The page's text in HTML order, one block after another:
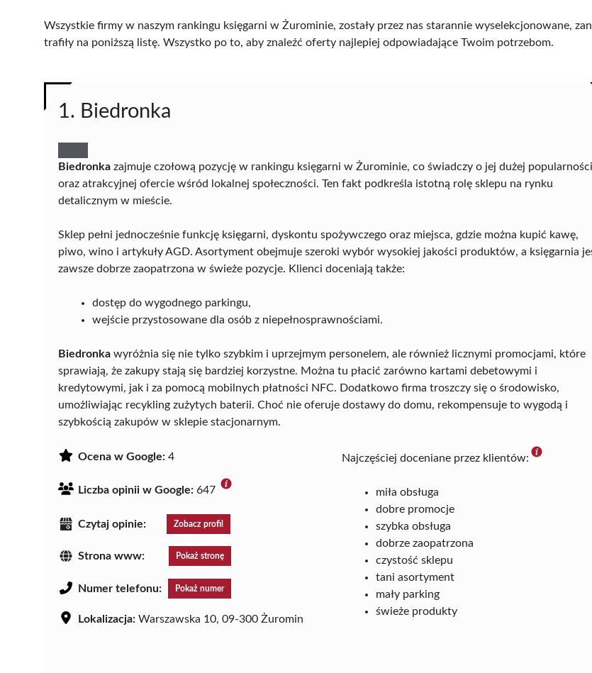
Wszystkie firmy w naszym rankingu księgarni w Żurominie, zostały przez nas starannie wyselekcjonowane,
trafiły na poniższą listę. Wszystko po to, aby znaleźć oferty najlepiej odpowiadające Twoim potrzebom.
1. Biedronka
Biedronka zajmuje czołową pozycję w rankingu księgarni w Żurominie, co świadczy o jej dużej popularności
oraz atrakcyjnej ofercie wśród lokalnej społeczności. Ten fakt podkreśla istotną rolę sklepu na rynku
detalicznym w mieście.
Sklep pełni jednocześnie funkcję księgarni, dyskontu spożywczego oraz miejsca, gdzie można kupić kawę,
piwo, wino i artykuły AGD. Asortyment obejmuje szeroki wybór wysokiej jakości produktów, a księgarnia
zawsze dobrze zaopatrzona w świeże pozycje. Klienci doceniają także:
dostęp do wygodnego parkingu,
wejście przystosowane dla osób z niepełnosprawnościami.
Biedronka wyróżnia się nie tylko szybkim i uprzejmym personelem, ale również licznymi promocjami, które
sprawiają, że zakupy stają się bardziej korzystne. Można tu płacić zarówno kartami debetowymi i
kredytowymi, jak i za pomocą mobilnych płatności NFC. Dodatkowo firma troszczy się o środowisko,
umożliwiając recykling zużytych baterii. Choć nie oferuje dostawy do domu, rekompensuje to wygodą i
szybkością zakupów w sklepie stacjonarnym.
Ocena w Google: 4
Liczba opinii w Google: 647
Czytaj opinie: Zobacz profil
Strona www: Pokaż stronę
Numer telefonu: Pokaż numer
Lokalizacja: Warszawska 10, 09-300 Żuromin
Najczęściej doceniane przez klientów:
miła obsługa
dobre promocje
szybka obsługa
dobrze zaopatrzona
czystość sklepu
tani asortyment
mały parking
świeże produkty